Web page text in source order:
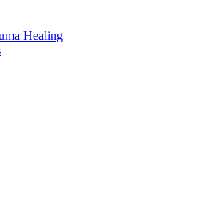
Healing